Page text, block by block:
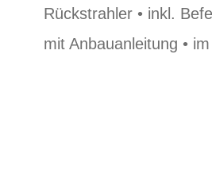
Rückstrahler • inkl.
mit Anbauanleitung •